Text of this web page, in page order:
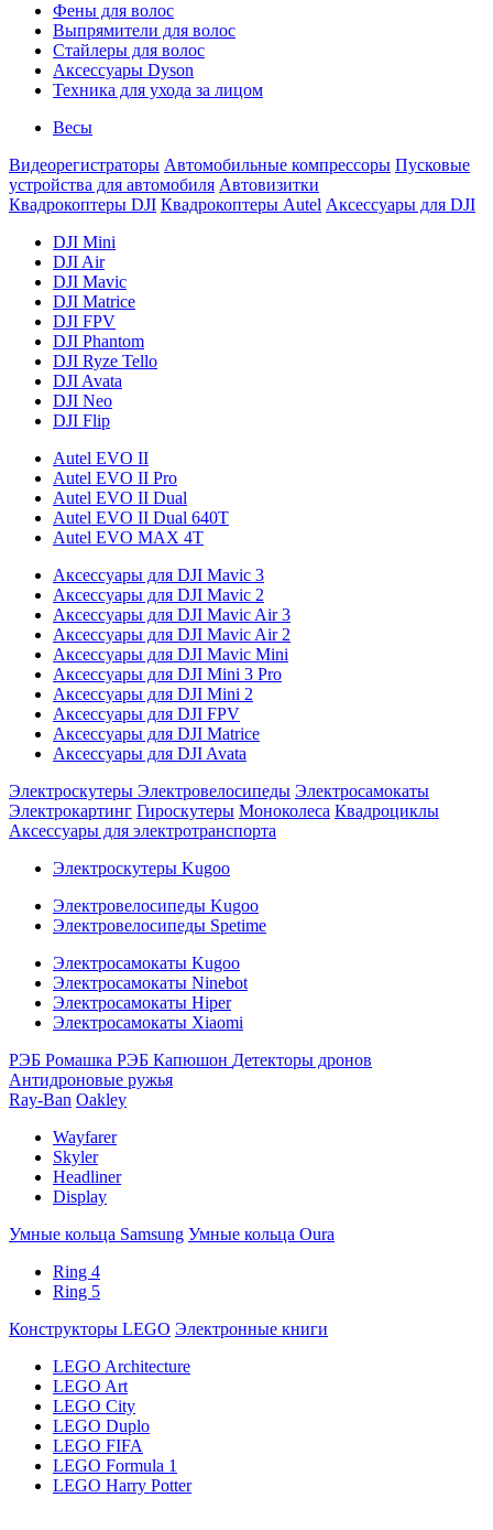
Фены для волос
Выпрямители для волос
Стайлеры для волос
Аксессуары Dyson
Техника для ухода за лицом
Весы
Видеорегистраторы Автомобильные компрессоры Пусковые
устройства для автомобиля Автовизитки
Квадрокоптеры DJI Квадрокоптеры Autel Аксессуары для DJI
DJI Mini
DJI Air
DJI Mavic
DJI Matrice
DJI FPV
DJI Phantom
DJI Ryze Tello
DJI Avata
DJI Neo
DJI Flip
Autel EVO II
Autel EVO II Pro
Autel EVO II Dual
Autel EVO II Dual 640T
Autel EVO MAX 4T
Аксессуары для DJI Mavic 3
Аксессуары для DJI Mavic 2
Аксессуары для DJI Mavic Air 3
Аксессуары для DJI Mavic Air 2
Аксессуары для DJI Mavic Mini
Аксессуары для DJI Mini 3 Pro
Аксессуары для DJI Mini 2
Аксессуары для DJI FPV
Аксессуары для DJI Matrice
Аксессуары для DJI Avata
Электроскутеры Электровелосипеды Электросамокаты
Электрокартинг Гироскутеры Моноколеса Квадроциклы
Аксессуары для электротранспорта
Электроскутеры Kugoo
Электровелосипеды Kugoo
Электровелосипеды Spetime
Электросамокаты Kugoo
Электросамокаты Ninebot
Электросамокаты Hiper
Электросамокаты Xiaomi
РЭБ Ромашка РЭБ Капюшон Детекторы дронов
Антидроновые ружья
Ray-Ban Oakley
Wayfarer
Skyler
Headliner
Display
Умные кольца Samsung Умные кольца Oura
Ring 4
Ring 5
Конструкторы LEGO Электронные книги
LEGO Architecture
LEGO Art
LEGO City
LEGO Duplo
LEGO FIFA
LEGO Formula 1
LEGO Harry Potter